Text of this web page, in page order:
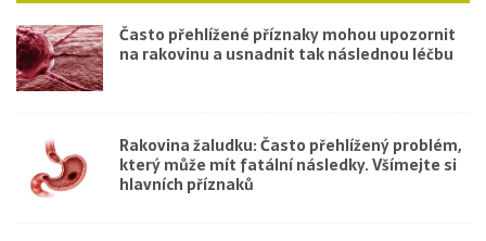
Často přehlížené příznaky mohou upozornit
na rakovinu a usnadnit tak následnou léčbu
Rakovina žaludku: Často přehlížený problém,
který může mít fatální následky. Všímejte si
hlavních příznaků